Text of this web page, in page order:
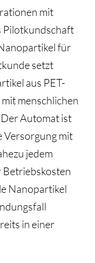
mit
Pilotkundschaft
für
setzt
aus PET-
menschlichen
Automat ist
Versorgung mit
jedem
Betriebskosten
Nanopartikel
in einer